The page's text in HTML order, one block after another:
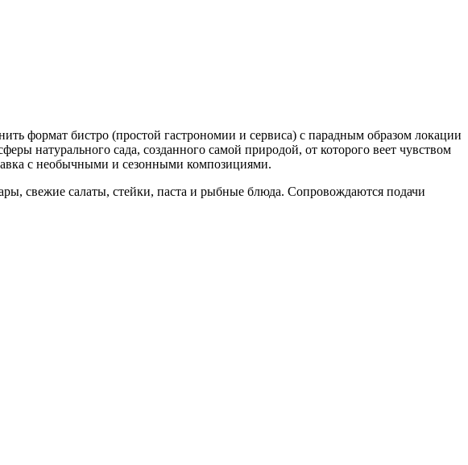
формат бистро (простой гастрономии и сервиса) с парадным образом локации
натурального сада, созданного самой природой, от которого веет чувством
с необычными и сезонными композициями.
свежие салаты, стейки, паста и рыбные блюда. Сопровождаются подачи